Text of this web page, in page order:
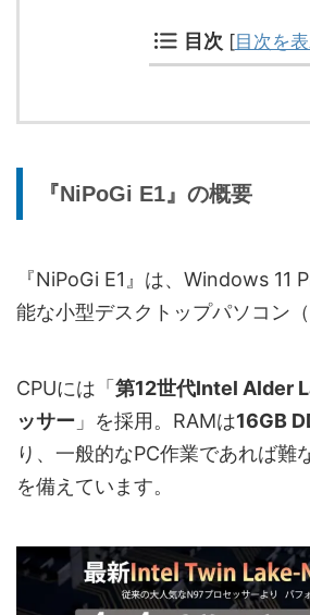
目次 [目次を
『NiPoGi E1』の概要
『NiPoGi E1』は、Windows 11
能な小型デスクトップパソコン（
CPUには「 第12世代Intel Alder
ッサー 」を採用。RAMは16GB
り、一般的なPC作業であれば難
を備えています。